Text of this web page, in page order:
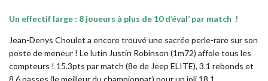
Un effectif large : 8 joueurs à plus de 10 d’éval’ par match !
Jean-Denys Choulet a encore trouvé une sacrée perle-rare sur son
poste de meneur ! Le lutin Justin Robinson (1m72) affole tous les
compteurs ! 15.3pts par match (8e de Jeep ELITE), 3.1 rebonds et
8.6 passes (le meilleur du championnat) pour un joli 18.1